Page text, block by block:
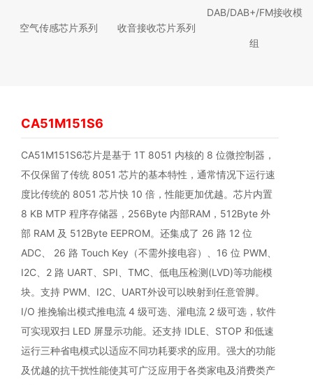
空气传感芯片系列 收音接收芯片系列
DAB/DAB+/FM接收模
组
CA51M151S6
CA51M151S6芯片是基于 1T 8051 内核的 8 位微控制器，
不仅保留了传统 8051 芯片的基本特性，通常情况下运行速
度比传统的 8051 芯片快 10 倍，性能更加优越。芯片内置
8 KB MTP 程序存储器，256Byte 内部RAM，512Byte 外
部 RAM 及 512Byte EEPROM。还集成了 26 路 12 位
ADC、 26 路 Touch Key（不需外接电容）、16 位 PWM、
I2C、2 路 UART、SPI、TMC、低电压检测(LVD)等功能模
块。支持 PWM、I2C、UART外设可以映射到任意管脚。
I/O 推挽输出模式推电流 4 级可选、灌电流 2 级可选，软件
可实现双扫 LED 屏显示功能。还支持 IDLE、STOP 和低速
运行三种省电模式以适应不同功耗要求的应用。强大的功能
及优越的抗干扰性能使其可广泛应用于各类家电及消费类产